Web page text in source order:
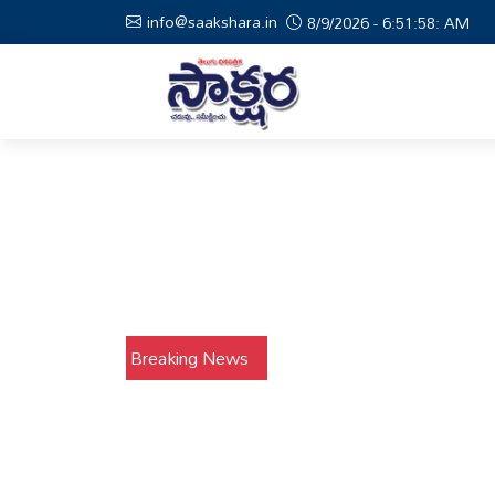
info@saakshara.in 8/9/2026 - 6:51:59: AM
Breaking News